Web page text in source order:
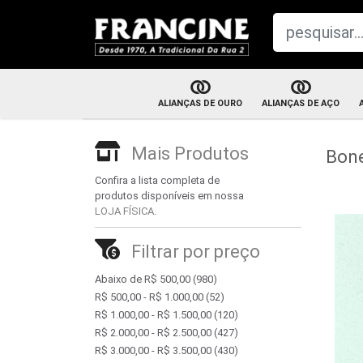
ALIANÇAS DE OURO
Aliança com brilhante
Aliança tradicional
Par de alianças
Aliança trabalhada
ALIANÇAS DE AÇO
Mais Produtos
Confira a lista completa de
produtos disponíveis em nossa
LOJA FÍSICA.
Filtrar por preço
Abaixo de R$ 500,00 (980)
R$ 500,00 - R$ 1.000,00 (52)
R$ 1.000,00 - R$ 1.500,00 (120)
R$ 2.000,00 - R$ 2.500,00 (427)
R$ 3.000,00 - R$ 3.500,00 (430)